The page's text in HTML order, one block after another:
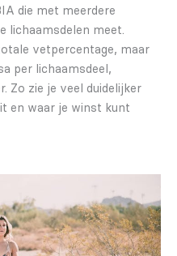
die met meerdere
lichaamsdelen meet.
vetpercentage, maar
per lichaamsdeel,
Zo zie je veel duidelijker
en waar je winst kunt